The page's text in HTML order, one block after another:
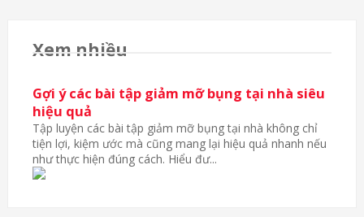
Xem nhiều
Gợi ý các bài tập giảm mỡ bụng tại nhà siêu
hiệu quả
Tập luyện các bài tập giảm mỡ bụng tại nhà không chỉ
tiện lợi, kiệm ước mà cũng mang lại hiệu quả nhanh nếu
như thực hiện đúng cách. Hiểu đư...